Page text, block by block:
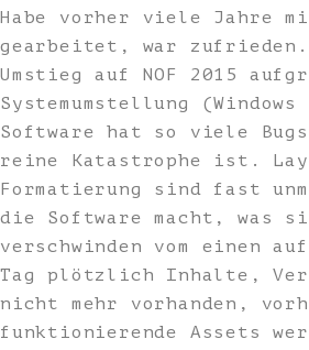
Habe vorher viele Jahre
gearbeitet, war zufrieden.
Umstieg auf NOF 2015
Systemumstellung
Software hat so viele
reine Katastrophe ist.
Formatierung sind fast
die Software macht, was
verschwinden vom einen
Tag plötzlich Inhalte,
nicht mehr vorhanden,
funktionierende Assets